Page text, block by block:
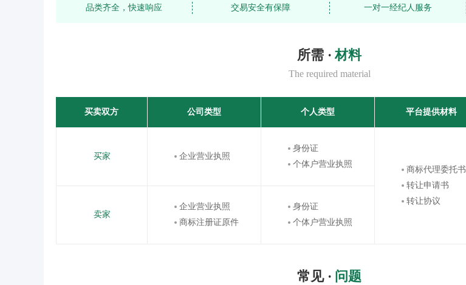
品类齐全，快速响应 交易安全有保障 一对一经纪人服务
所需 · 材料
The required material
买卖双方 公司类型 个人类型 平台提供材料
买家 企业营业执照
身份证
个体户营业执照
商标代理委托书
转让申请书
转让协议
卖家
企业营业执照
商标注册证原件
身份证
个体户营业执照
常见 · 问题